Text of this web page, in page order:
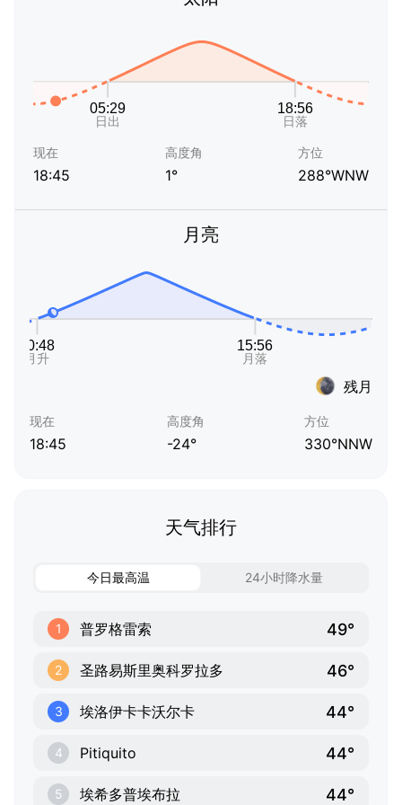
现在
18:45
高度角
1°
方位
288°WNW
月亮
残月
现在
18:45
高度角
-24°
方位
330°NNW
天气排行
今日最高温 24小时降水量
1 普罗格雷索 49°
2 圣路易斯里奥科罗拉多 46°
3 埃洛伊卡卡沃尔卡 44°
4 Pitiquito 44°
5 埃希多普埃布拉 44°